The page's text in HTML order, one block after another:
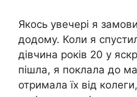
Якось увечері я
додому. Коли я
дівчина років 20 у
пішла, я поклала до
отримала їх від